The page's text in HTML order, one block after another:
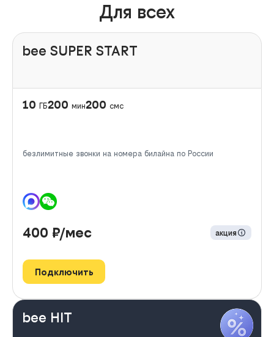
Для всех
bee SUPER START
10 ГБ200 мин200 смс
безлимитные звонки на номера билайна по России
400 ₽/мес акция
Подключить
bee HIT